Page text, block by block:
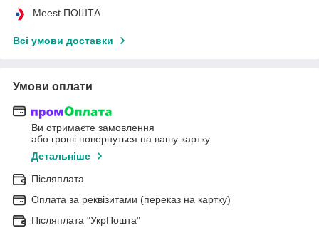
Meest ПОШТА
Всі умови доставки
Умови оплати
Ви отримаєте замовлення
або гроші повернуться на вашу картку
Детальніше
Післяплата
Оплата за реквізитами (переказ на картку)
Післяплата "УкрПошта"